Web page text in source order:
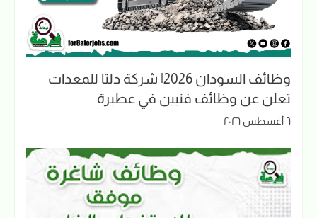
وظائف السودان 2026| شركة دلتا للمعدات
تعلن عن وظائف فنيين في عطبرة
٦ أغسطس ٢٠٢٦